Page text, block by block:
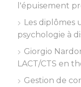
l'épuisement
Les diplômes
psychologie à
Giorgio
LACT/CTS en
Gestion de